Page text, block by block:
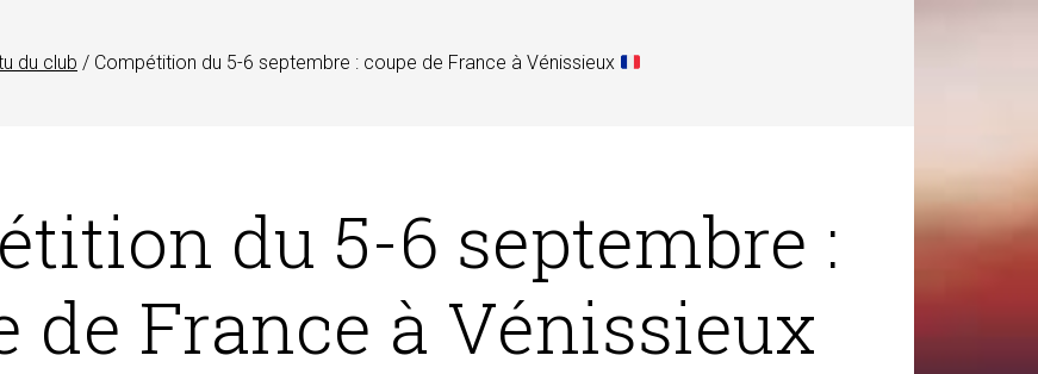
du club / Compétition du 5-6 septembre : coupe de France à Vénissieux
du 5-6 septembre :
de France à Vénissieux